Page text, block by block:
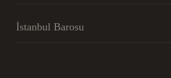
İstanbul Barosu